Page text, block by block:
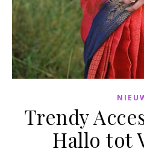
Trendy
Hallo tot